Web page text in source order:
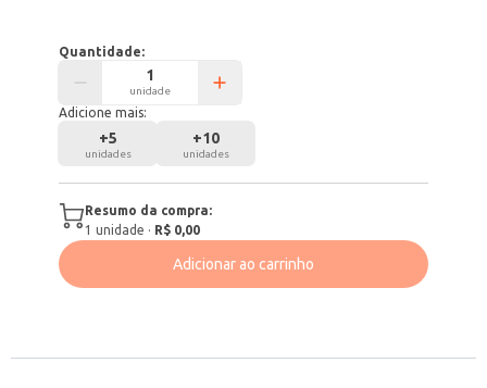
Quantidade:
unidade
Adicione mais:
+5
unidades
+10
unidades
Resumo da compra:
1 unidade · R$ 0,00
Adicionar ao carrinho